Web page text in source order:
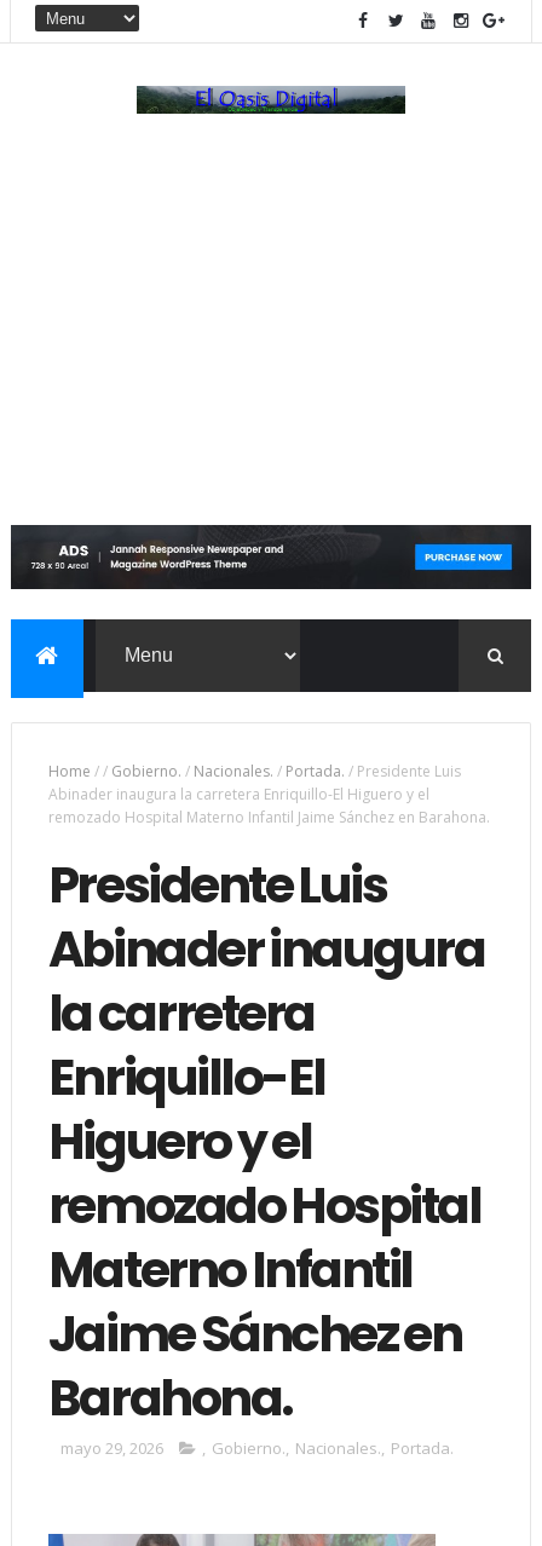
Home // Gobierno. / Nacionales. / Portada. / Presidente Luis
Abinader inaugura la carretera Enriquillo-El Higuero y el
remozado Hospital Materno Infantil Jaime Sánchez en Barahona.
Presidente Luis
Abinader inaugura
la carretera
Enriquillo-El
Higuero y el
remozado Hospital
Materno Infantil
Jaime Sánchez en
Barahona.
mayo 29, 2026 , Gobierno., Nacionales., Portada.